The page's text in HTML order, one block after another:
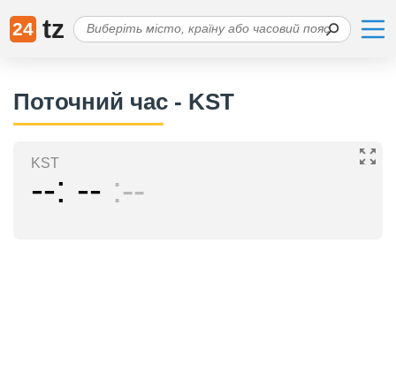
24 tz
Поточний час - KST
KST
-- -- --